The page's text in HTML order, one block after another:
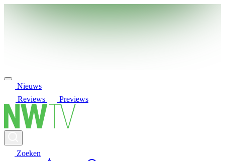
Nieuws
Reviews
Previews
Zoeken